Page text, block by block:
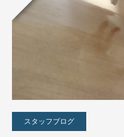
スタッフブログ